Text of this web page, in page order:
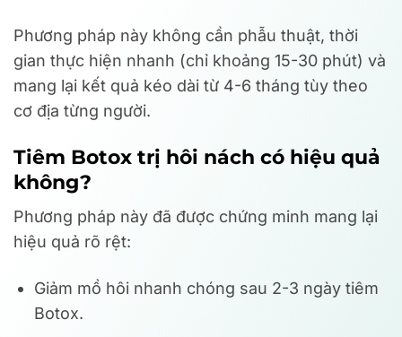
Phương pháp này không cần phẫu thuật, thời
gian thực hiện nhanh (chỉ khoảng 15-30 phút) và
mang lại kết quả kéo dài từ 4-6 tháng tùy theo
cơ địa từng người.
Tiêm Botox trị hôi nách có hiệu quả
không?
Phương pháp này đã được chứng minh mang lại
hiệu quả rõ rệt:
Giảm mồ hôi nhanh chóng sau 2-3 ngày tiêm
Botox.